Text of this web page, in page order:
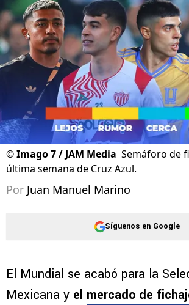
©Imago 7 / JAM Media Semáforo de
última semana de Cruz Azul.
Por Juan Manuel Marino
Síguenos en Google
El Mundial se acabó para la
Mexicana y el mercado de